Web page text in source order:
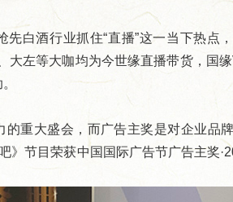
白酒行业抓住“直播”这一当下热点
大左等大咖均为今世缘直播带货，国
重大盛会，而广告主奖是对企业品
》节目荣获中国国际广告节广告主奖